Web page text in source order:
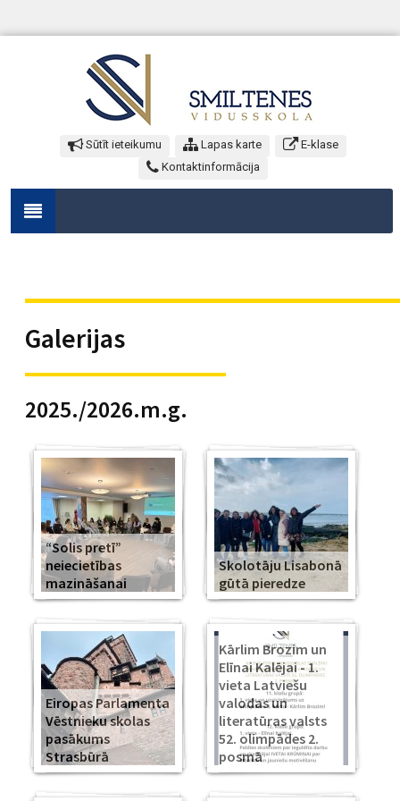
Sūtīt ieteikumu Lapas karte
E-klase
Kontaktinformācija
Galerijas
2025./2026.m.g.
“Solis pretī”
neiecietības
mazināšanai
Skolotāju Lisabonā
gūtā pieredze
Eiropas Parlamenta
Vēstnieku skolas
pasākums
Strasbūrā
Kārlim Brozim un
Elīnai Kalējai - 1.
vieta Latviešu
valodas un
literatūras valsts
52. olimpādes 2.
posmā